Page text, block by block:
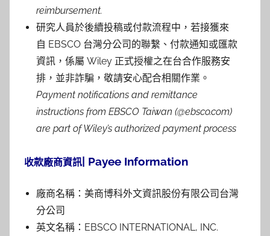
reimbursement.
研究人員於後續投稿或付款流程中，若接獲來
自 EBSCO 台灣分公司的聯繫、付款通知或匯款
資訊，係屬 Wiley 正式授權之在台合作服務安
排，並非詐騙，敬請安心配合相關作業。
Payment notifications and remittance
instructions from EBSCO Taiwan (@ebsco.com)
are part of Wiley’s authorized payment process
收款廠商資訊| Payee Information
廠商名稱：美商博科外文資訊股份有限公司台灣
分公司
英文名稱：EBSCO INTERNATIONAL, INC.